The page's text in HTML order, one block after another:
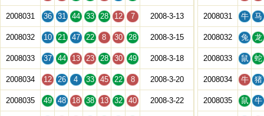
2008031 36 31 44 33 28 12 7 2008-3-13
2008032 10 21 47 22 8 30 28 2008-3-15
2008033 37 44 13 23 28 30 49 2008-3-18
2008034 12 26 4 33 45 22 8 2008-3-20
2008035 49 48 18 38 13 32 40 2008-3-22
2008031 牛 马
2008032 兔 龙
2008033 鼠 蛇
2008034 牛 猪
2008035 鼠 牛